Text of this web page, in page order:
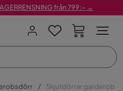
från 799:– →
Skjutdörrar garderob